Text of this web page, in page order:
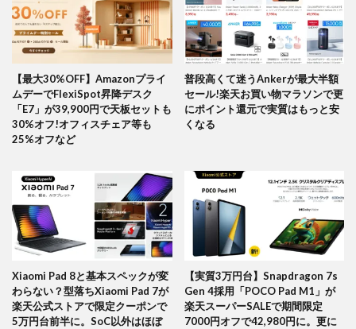
【最大30%OFF】Amazonプライ
ムデーでFlexiSpot昇降デスク
「E7」が39,900円で天板セットも
30%オフ!オフィスチェア等も
25%オフなど
普段高くて迷うAnkerが最大半額
セール!楽天お買い物マラソンで更
にポイント還元で実質はもっと安
くなる
Xiaomi Pad 8と基本スペックが変
わらない？型落ちXiaomi Pad 7が
楽天公式ストアで限定クーポンで
5万円台前半に。SoC以外はほぼ
【実質3万円台】Snapdragon 7s
Gen 4採用「POCO Pad M1」が
楽天スーパーSALEで期間限定
7000円オフで42,980円に。更に